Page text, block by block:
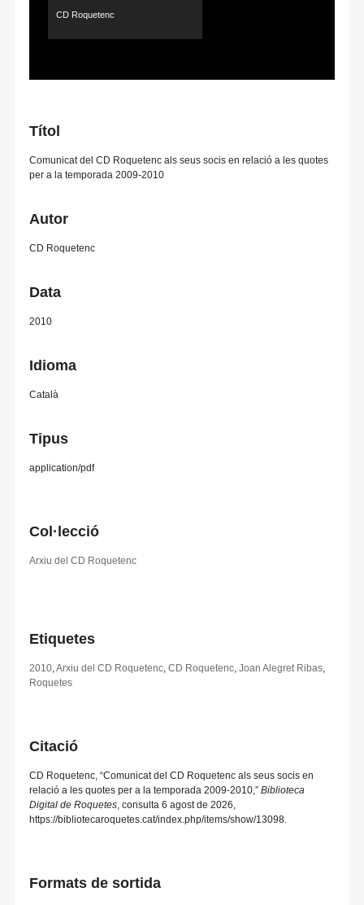
CD Roquetenc
Títol
Comunicat del CD Roquetenc als seus socis en relació a les quotes
per a la temporada 2009-2010
Autor
CD Roquetenc
Data
2010
Idioma
Català
Tipus
application/pdf
Col·lecció
Arxiu del CD Roquetenc
Etiquetes
2010 Arxiu del CD Roquetenc CD Roquetenc Joan Alegret Ribas
Roquetes
Citació
CD Roquetenc, “Comunicat del CD Roquetenc als seus socis en
relació a les quotes per a la temporada 2009-2010,” Biblioteca
Digital de Roquetes , consulta 6 agost de 2026,
https://bibliotecaroquetes.cat/index.php/items/show/13098
Formats de sortida